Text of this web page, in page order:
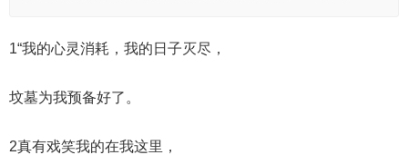
1“我的心灵消耗，我的日子灭尽，
坟墓为我预备好了。
2真有戏笑我的在我这里，